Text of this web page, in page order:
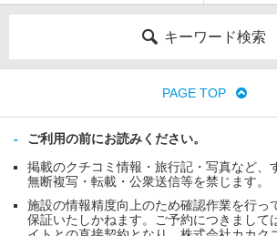
キーワード検索
PAGE TOP
ご利用の前にお読みください。
掲載のクチコミ情報・旅行記・写真など、
無断複写・転載・公衆送信等を禁じます。
施設の情報精度向上のため確認作業を行っ
保証いたしかねます。ご予約につきまして